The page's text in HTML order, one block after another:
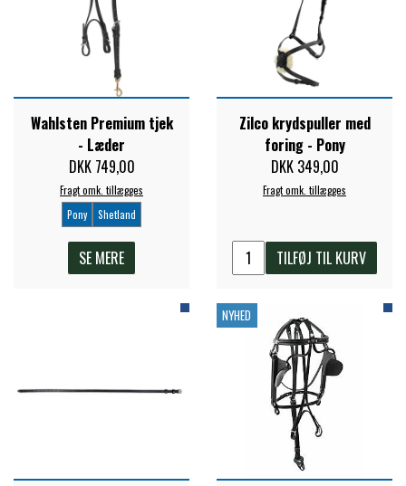
WALSH
QHP -BRANDS OF Q
PREMIER EQUINE INSEKTBESKYTTELSE
Wahlsten Premium tjek
- Læder
DKK 749,00
Fragt omk. tillægges
Pony
Shetland
SE MERE
Zilco krydspuller med
foring - Pony
DKK 349,00
Fragt omk. tillægges
TILFØJ TIL KURV
NYHED